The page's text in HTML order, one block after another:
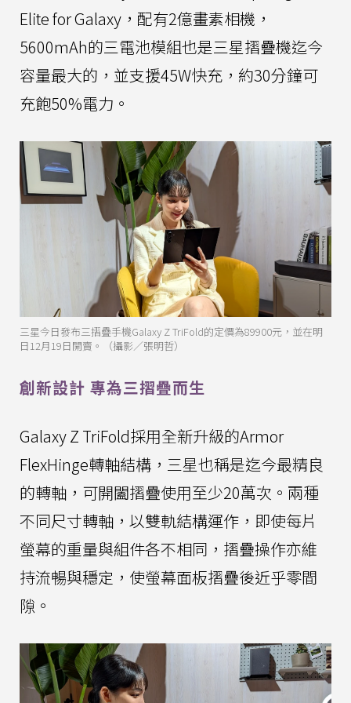
Elite for Galaxy，配有2億畫素相機，
5600mAh的三電池模組也是三星摺疊機迄今
容量最大的，並支援45W快充，約30分鐘可
充飽50%電力。
三星今日發布三摺疊手機Galaxy Z TriFold的定價為89900元，並在明
日12月19日開賣。（攝影／張明哲）
創新設計 專為三摺疊而生
Galaxy Z TriFold採用全新升級的Armor
FlexHinge轉軸結構，三星也稱是迄今最精良
的轉軸，可開闔摺疊使用至少20萬次。兩種
不同尺寸轉軸，以雙軌結構運作，即使每片
螢幕的重量與組件各不相同，摺疊操作亦維
持流暢與穩定，使螢幕面板摺疊後近乎零間
隙。